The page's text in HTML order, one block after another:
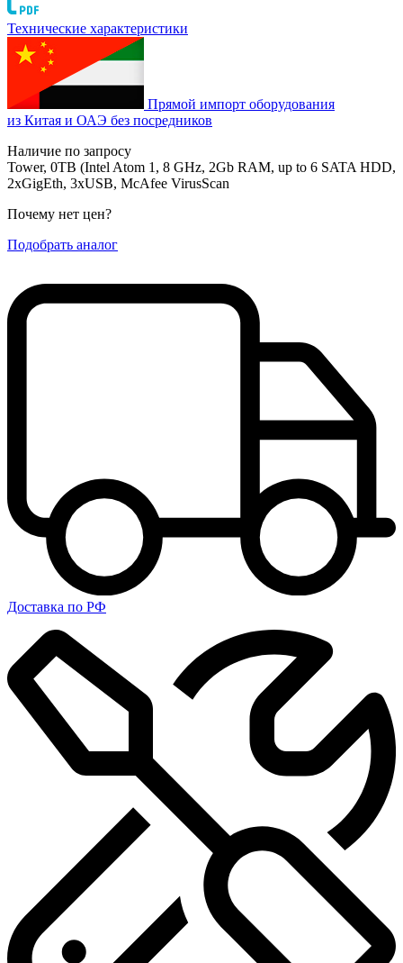
Технические характеристики
Прямой импорт оборудования
из Китая и ОАЭ без посредников
Наличие по запросу
Tower, 0TB (Intel Atom 1, 8 GHz, 2Gb RAM, up to 6 SATA HDD,
2xGigEth, 3xUSB, McAfee VirusScan
Почему нет цен?
Подобрать аналог
Доставка по РФ